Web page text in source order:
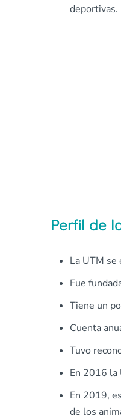
deportivas.
Perfil de
La UTM se
Fue
Tiene un
Cuenta
Tuvo
En 2016 la
En 2019,
de los